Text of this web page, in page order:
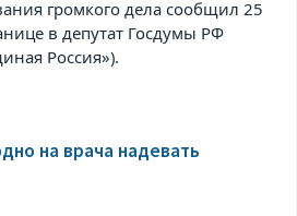
громкого дела сообщил 25
вдепутат Госдумы РФ
Россия»).
на врача надевать